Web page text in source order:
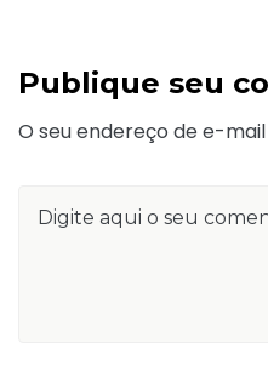
Publique seu
O seu endereço de e-